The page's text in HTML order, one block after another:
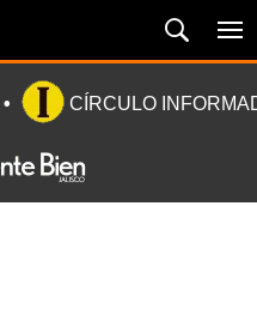
CÍRCULO